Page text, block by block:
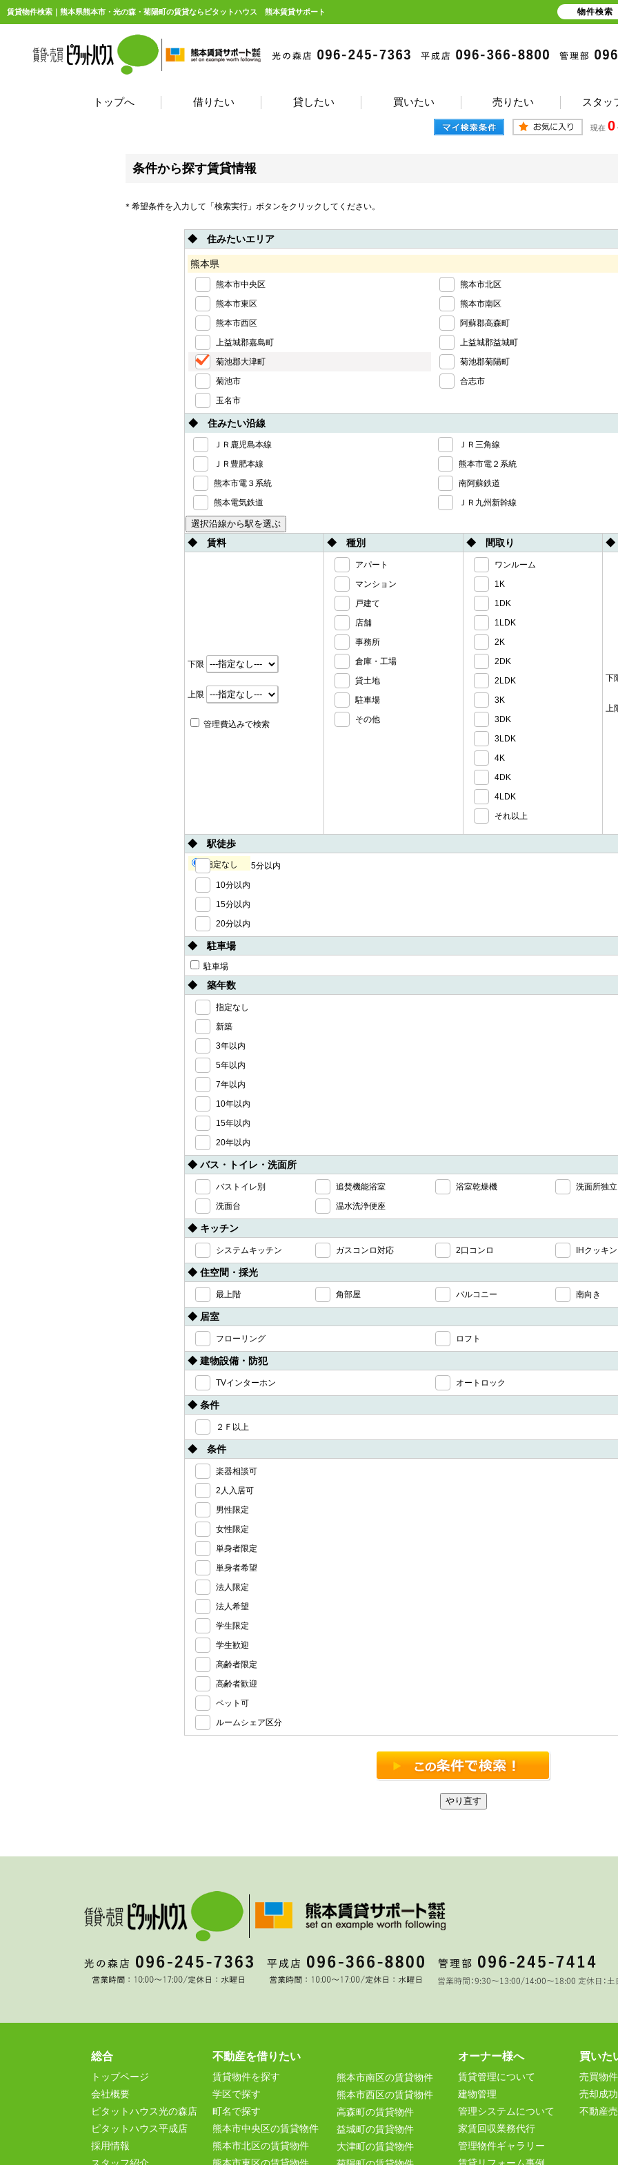
賃貸物件検索｜熊本県熊本市・光の森・菊陽町の賃貸ならピタットハウス 熊本賃貸サポート
トップへ 借りたい 貸したい 買いたい 売りたい スタッ
現在 0
条件から探す賃貸情報
＊希望条件を入力して「検索実行」ボタンをクリックしてください。
◆ 住みたいエリア
熊本県
熊本市中央区
熊本市北区
熊本市東区
熊本市南区
熊本市西区
阿蘇郡高森町
上益城郡嘉島町
上益城郡益城町
菊池郡大津町
菊池郡菊陽町
菊池市
合志市
玉名市
◆ 住みたい沿線
ＪＲ鹿児島本線
ＪＲ三角線
ＪＲ豊肥本線
熊本市電２系統
熊本市電３系統
南阿蘇鉄道
熊本電気鉄道
ＪＲ九州新幹線
◆ 賃料 ◆ 種別 ◆ 間取り ◆
下限
上限
管理費込みで検索
アパート
マンション
戸建て
店舗
事務所
倉庫・工場
貸土地
駐車場
その他
ワンルーム
1K
1DK
1LDK
2K
2DK
2LDK
3K
3DK
3LDK
4K
4DK
4LDK
それ以上
下
◆ 駅徒歩
指定なし
5分以内
10分以内
15分以内
20分以内
◆ 駐車場
駐車場
◆ 築年数
指定なし
新築
3年以内
5年以内
7年以内
10年以内
15年以内
20年以内
◆ バス・トイレ・洗面所
バストイレ別 追焚機能浴室 浴室乾燥機
洗面所独立
洗面台
温水洗浄便座
◆ キッチン
システムキッチン ガスコンロ対応 2口コンロ IHクッキ
◆ 住空間・採光
最上階 角部屋 バルコニー 南向き
◆ 居室
フローリング ロフト
◆ 建物設備・防犯
TVインターホン オートロック
◆ 条件
２Ｆ以上
◆ 条件
楽器相談可
2人入居可
男性限定
女性限定
単身者限定
単身者希望
法人限定
法人希望
学生限定
学生歓迎
高齢者限定
高齢者歓迎
ペット可
ルームシェア区分
総合
トップページ
会社概要
ピタットハウス光の森店
ピタットハウス平成店
採用情報
不動産を借りたい
賃貸物件を探す
学区で探す
町名で探す
熊本市中央区の賃貸物件
熊本市北区の賃貸物件
熊本市南区の賃貸物件
熊本市西区の賃貸物件
高森町の賃貸物件
益城町の賃貸物件
大津町の賃貸物件
オーナー様へ
賃貸管理について
建物管理
管理システムについて
家賃回収業務代行
管理物件ギャラリー
買いた
売買物
売却成
不動産
物件検索